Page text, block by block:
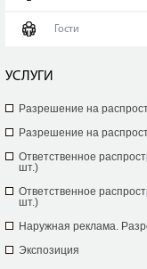
Гости
УСЛУГИ
Разрешение на
Разрешение на
Ответственное
шт.)
Ответственное
шт.)
Наружная реклама.
Экспозиция